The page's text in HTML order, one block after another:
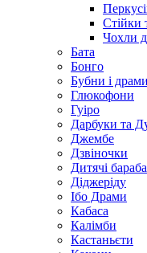
Стійки
Чохли
Бата
Бонго
Бубни і драми
Глюкофони
Гуіро
Дарбуки та
Джембе
Дзвіночки
Дитячі
Діджеріду
Ібо Драми
Кабаса
Калімби
Кастаньєти